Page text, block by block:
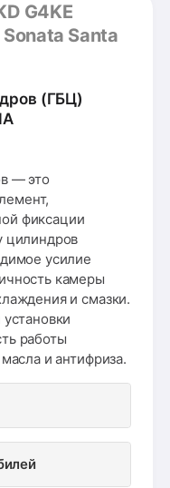
G4KE
Santa
(ГБЦ)
— это
фиксации
цилиндров
усилие
камеры
и смазки.
работы
и антифриза.